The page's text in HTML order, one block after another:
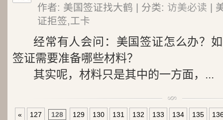
作者: 美国签证找大鹤 | 分类: 访美必读 |
证拒签,工卡
经常有人会问：美国签证怎么办？
签证需要准备哪些材料？
其实呢，材料只是其中的一方面，...
« 127 128 129 130 131 132 133 134 135